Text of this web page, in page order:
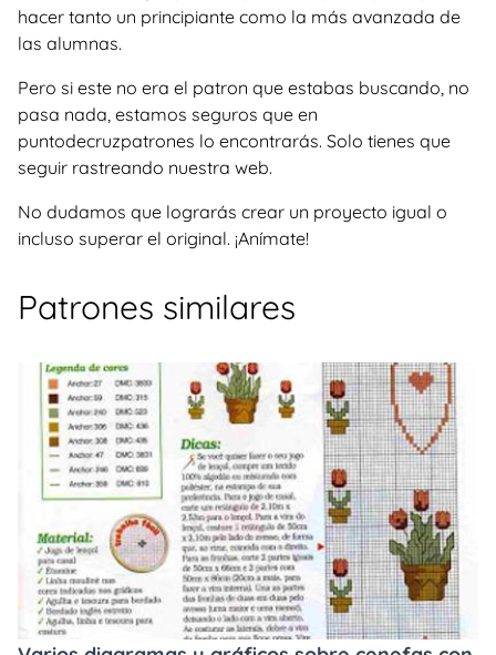
hacer tanto un principiante como la más avanzada de
las alumnas.
Pero si este no era el patron que estabas buscando, no
pasa nada, estamos seguros que en
puntodecruzpatrones lo encontrarás. Solo tienes que
seguir rastreando nuestra web.
No dudamos que lograrás crear un proyecto igual o
incluso superar el original. ¡Anímate!
Patrones similares